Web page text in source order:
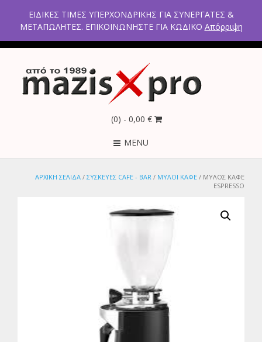
2ο χλμ Κρανιδίου – Πορτοχελίου, Αργολίδα 21300
Τηλέφωνα: 2754021300 – 6946670771 - 2103005798
(0) - 0,00 €
MENU
ΑΡΧΙΚΉ ΣΕΛΊΔΑ / ΣΥΣΚΕΥΕΣ CAFE - BAR / ΜΥΛΟΙ ΚΑΦΕ / ΜΥΛΟΣ ΚΑΦΕ
ESPRESSO
ΕΙΔΙΚΕΣ ΤΙΜΕΣ ΥΠΕΡΧΟΝΔΡΙΚΗΣ ΓΙΑ ΣΥΝΕΡΓΑΤΕΣ &
ΜΕΤΑΠΩΛΗΤΕΣ. ΕΠΙΚΟΙΝΩΝΗΣΤΕ ΓΙΑ ΚΩΔΙΚΟ Απόρριψη